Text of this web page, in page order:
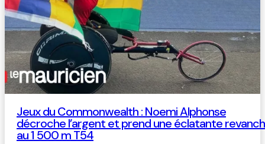
Jeux du Commonwealth : Noemi Alphonse
décroche l’argent et prend une éclatante
au 1 500 m T54